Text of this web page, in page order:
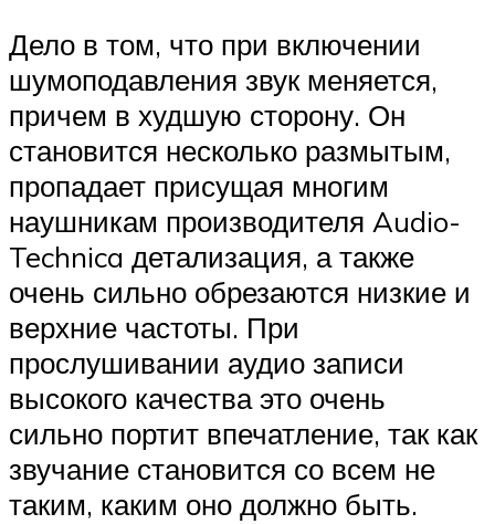
Дело в том, что при включении
шумоподавления звук меняется,
причем в худшую сторону. Он
становится несколько размытым,
пропадает присущая многим
наушникам производителя Audio-
Technica детализация, а также
очень сильно обрезаются низкие и
верхние частоты. При
прослушивании аудио записи
высокого качества это очень
сильно портит впечатление, так как
звучание становится со всем не
таким, каким оно должно быть.